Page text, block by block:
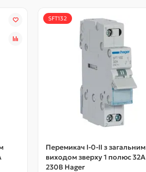
SFT132
Перемикач I-0-II з загальним
виходом зверху 1 полюс 32А
230В Hager